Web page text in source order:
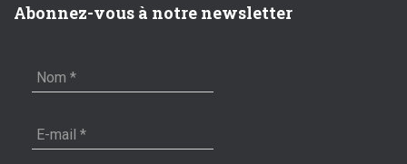
Abonnez-vous à notre newsletter